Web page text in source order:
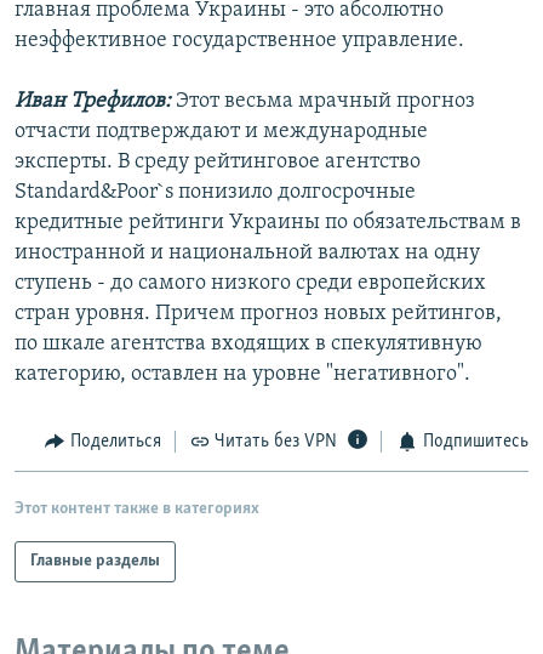
главная проблема Украины - это абсолютно
неэффективное государственное управление.
Иван Трефилов:Этот весьма мрачный прогноз
отчасти подтверждают и международные
эксперты. В среду рейтинговое агентство
Standard&Poor`s понизило долгосрочные
кредитные рейтинги Украины по обязательствам в
иностранной и национальной валютах на одну
ступень - до самого низкого среди европейских
стран уровня. Причем прогноз новых рейтингов,
по шкале агентства входящих в спекулятивную
категорию, оставлен на уровне "негативного".
Поделиться Читать без VPN Подпишитесь
Этот контент также в категориях
Главные разделы